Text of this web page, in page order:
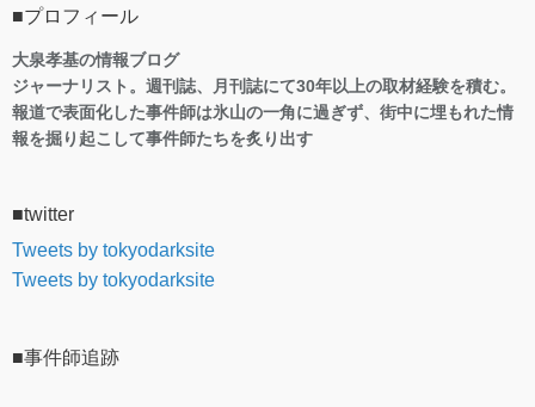
■プロフィール
大泉孝基の情報ブログ
ジャーナリスト。週刊誌、月刊誌にて30年以上の取材経験を積む。
報道で表面化した事件師は氷山の一角に過ぎず、街中に埋もれた情
報を掘り起こして事件師たちを炙り出す
■twitter
Tweets by tokyodarksite
Tweets by tokyodarksite
■事件師追跡